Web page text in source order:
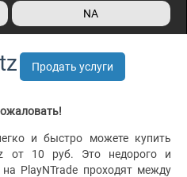
NA
Продать услуги
и быстро можете купить
от 10 руб. Это недорого и
PlayNTrade проходят между